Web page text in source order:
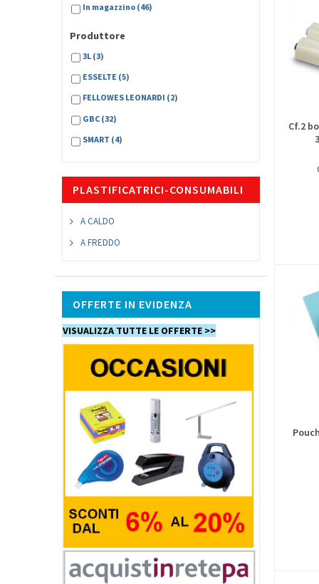
In magazzino (46)
Produttore
3L (3)
ESSELTE (5)
FELLOWES LEONARDI (2)
GBC (32)
SMART (4)
PLASTIFICATRICI-CONSUMABILI
A CALDO
A FREDDO
OFFERTE IN EVIDENZA
VISUALIZZA TUTTE LE OFFERTE >>
Cf.2